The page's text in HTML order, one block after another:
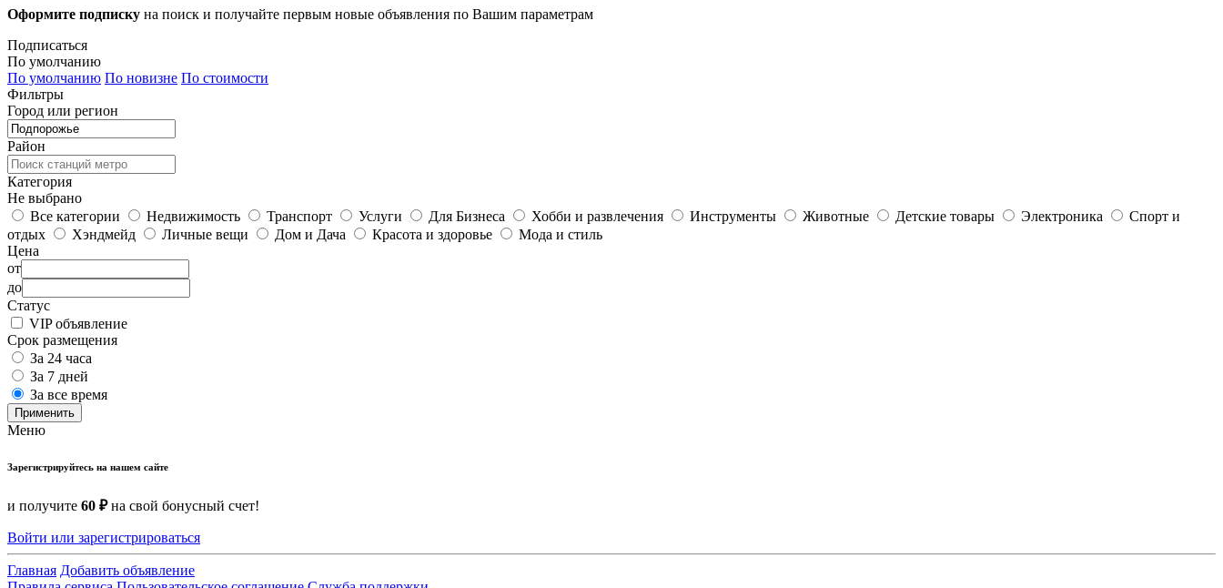
Оформите подписку на поиск и получайте первым новые объявления по Вашим параметрам
Подписаться
По умолчанию
По умолчанию По новизне По стоимости
Фильтры
Город или регион
Район
Категория
Не выбрано
Все категории
Недвижимость Транспорт Услуги Для Бизнеса Хобби и развлечения Инструменты Животные Детские товары Электроника
Спорт и
отдых
Хэндмейд Личные вещи Дом и Дача Красота и здоровье
Мода и стиль
Цена
от
до
Статус
VIP объявление
Срок размещения
За 24 часа
За 7 дней
За все время
Применить
Меню
Зарегистрируйтесь на нашем сайте
и получите 60 ₽на свой бонусный счет!
Войти или зарегистрироваться
Главная Добавить объявление